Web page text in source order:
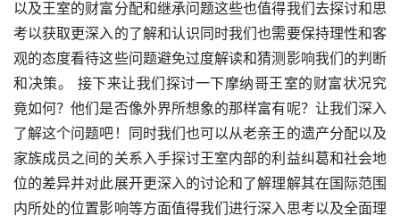
以及王室的财富分配和继承问题这些也值得我们去探讨和思
考以获取更深入的了解和认识同时我们也需要保持理性和客
观的态度看待这些问题避免过度解读和猜测影响我们的判断
和决策。 接下来让我们探讨一下摩纳哥王室的财富状况究
竟如何？他们是否像外界所想象的那样富有呢？让我们深入
了解这个问题吧！同时我们也可以从老亲王的遗产分配以及
家族成员之间的关系入手探讨王室内部的利益纠葛和社会地
位的差异并对此展开更深入的讨论和了解理解其在国际范围
内所处的位置影响等方面值得我们进行深入思考以及全面理